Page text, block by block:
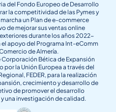
del Fondo Europeo de Desarrollo
la competitividad de las Pymes y
un Plan de e-commerce
de mejorar sus ventas online
durante los años 2022-
apoyo del Programa Int-eComm
de Almería.
Bética de Expansión
por la Unión Europea a través del
FEDER, para la realización
crecimiento y desarrollo de
de promover el desarrollo
una investigación de calidad.